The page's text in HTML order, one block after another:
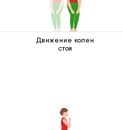
Движение колен
стоя